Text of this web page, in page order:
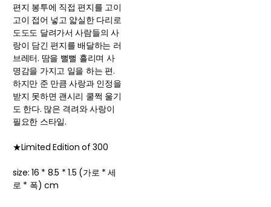
편지 봉투에 직접 편지를 고이
고이 접어 넣고 얇실한 다리로
도도도 달려가서 사람들의 사
랑이 담긴 편지를 배달하는 러
브레터. 땀을 뻘뻘 흘리며 사
명감을 가지고 일을 하는 편.
하지만 준 만큼 사랑과 인정을
받지 못하면 괜시리 쿨쩍 울기
도 한다. 많은 격려와 사랑이
필요한 스타일.
★Limited Edition of 300
size: 16 * 8.5 * 1.5 (가로 * 세
로 * 폭) cm